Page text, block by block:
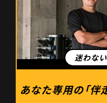
あなた専用の「伴